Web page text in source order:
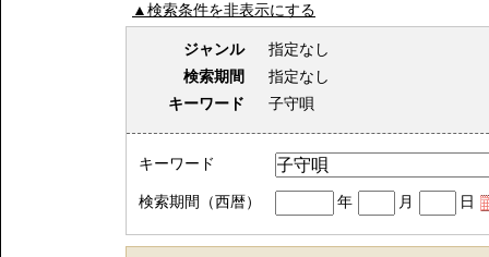
▲検索条件を非表示にする
ジャンル
指定なし
検索期間
指定なし
キーワード
子守唄
キーワード
検索期間（西暦） 年 月 日